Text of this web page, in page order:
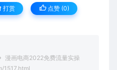
打赏 点赞 (0)
漫画电商2022免费流量实操
1517.html